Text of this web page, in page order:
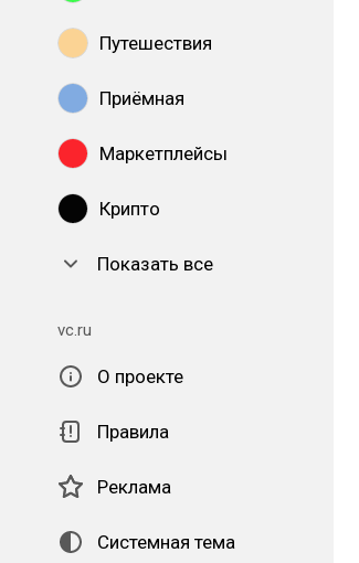
Путешествия
Приёмная
Маркетплейсы
Крипто
Показать все
vc.ru
О проекте
Правила
Реклама
Системная тема